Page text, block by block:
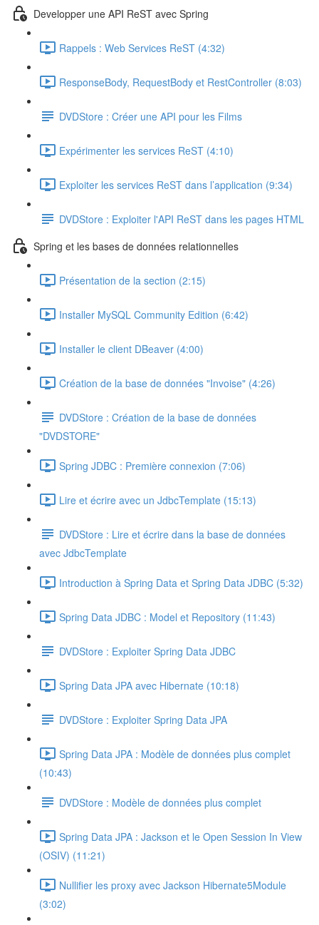
Developper une API ReST avec Spring
Rappels : Web Services ReST (4:32)
ResponseBody, RequestBody et RestController (8:03)
DVDStore : Créer une API pour les Films
Expérimenter les services ReST (4:10)
Exploiter les services ReST dans l’application (9:34)
DVDStore : Exploiter l'API ReST dans les pages HTML
Spring et les bases de données relationnelles
Présentation de la section (2:15)
Installer MySQL Community Edition (6:42)
Installer le client DBeaver (4:00)
Création de la base de données "Invoise" (4:26)
DVDStore : Création de la base de données
"DVDSTORE"
Spring JDBC : Première connexion (7:06)
Lire et écrire avec un JdbcTemplate (15:13)
DVDStore : Lire et écrire dans la base de données
avec JdbcTemplate
Introduction à Spring Data et Spring Data JDBC (5:32)
Spring Data JDBC : Model et Repository (11:43)
DVDStore : Exploiter Spring Data JDBC
Spring Data JPA avec Hibernate (10:18)
DVDStore : Exploiter Spring Data JPA
Spring Data JPA : Modèle de données plus complet
(10:43)
DVDStore : Modèle de données plus complet
Spring Data JPA : Jackson et le Open Session In View
(OSIV) (11:21)
Nullifier les proxy avec Jackson Hibernate5Module
(3:02)